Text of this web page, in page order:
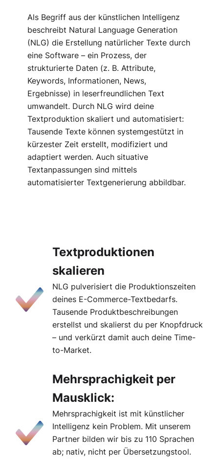
Als Begriff aus der künstlichen Intelligenz
beschreibt Natural Language Generation
(NLG) die Erstellung natürlicher Texte durch
eine Software – ein Prozess, der
strukturierte Daten (z. B. Attribute,
Keywords, Informationen, News,
Ergebnisse) in leserfreundlichen Text
umwandelt. Durch NLG wird deine
Textproduktion skaliert und automatisiert:
Tausende Texte können systemgestützt in
kürzester Zeit erstellt, modifiziert und
adaptiert werden. Auch situative
Textanpassungen sind mittels
automatisierter Textgenerierung abbildbar.
Textproduktionen
skalieren
NLG pulverisiert die Produktionszeiten
deines E-Commerce-Textbedarfs.
Tausende Produktbeschreibungen
erstellst und skalierst du per Knopfdruck
– und verkürzt damit auch deine Time-
to-Market.
Mehrsprachigkeit per
Mausklick:
Mehrsprachigkeit ist mit künstlicher
Intelligenz kein Problem. Mit unserem
Partner bilden wir bis zu 110 Sprachen
ab; nativ, nicht per Übersetzungstool.